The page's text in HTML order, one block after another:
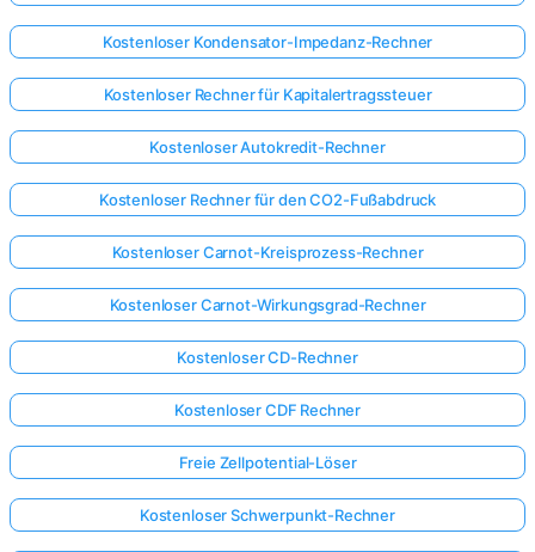
Kostenloser Kondensator-Impedanz-Rechner
Kostenloser Rechner für Kapitalertragssteuer
Kostenloser Autokredit-Rechner
Kostenloser Rechner für den CO2-Fußabdruck
Kostenloser Carnot-Kreisprozess-Rechner
Kostenloser Carnot-Wirkungsgrad-Rechner
Kostenloser CD-Rechner
Kostenloser CDF Rechner
Freie Zellpotential-Löser
Kostenloser Schwerpunkt-Rechner